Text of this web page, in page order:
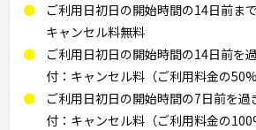
ご利用日初日の開始時間の14日前ま
キャンセル料無料
ご利用日初日の開始時間の14日前を
付：キャンセル料（ご利用料金の
ご利用日初日の開始時間の7日前を
付：キャンセル料（ご利用料金の